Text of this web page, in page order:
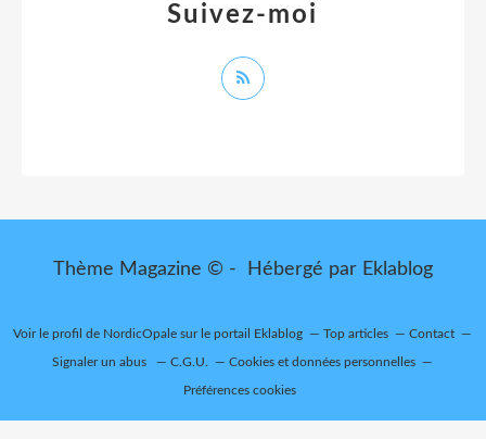
Suivez-moi
Thème Magazine © - Hébergé par Eklablog
Voir le profil de NordicOpale sur le portail Eklablog Top articles Contact
Signaler un abus C.G.U. Cookies et données personnelles
Préférences cookies